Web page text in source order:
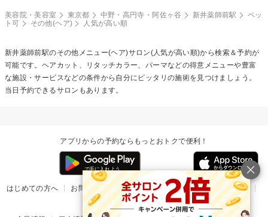
美容院・美容室 東京都 中野・高円寺・阿佐ヶ谷 新井薬師前駅
ペッ
ト可
その他(ヘア) 人気が高い順
新井薬師前駅のその他メニュー(ヘア)サロン(人気が高い順)から検索＆予約が
可能です。ヘアカット、リタッチカラー、パーマなどの得意メニューや豊富
な施設・サービスなどの条件から自分にピッタリの施術を見つけましょう。
当日予約できるサロンもあります。
アプリからの予約ならもっとおトクで便利！
はじめての方へ お問い合わせ ヘルプ リリース情報
利用規約
掲載ご希望のサロン様